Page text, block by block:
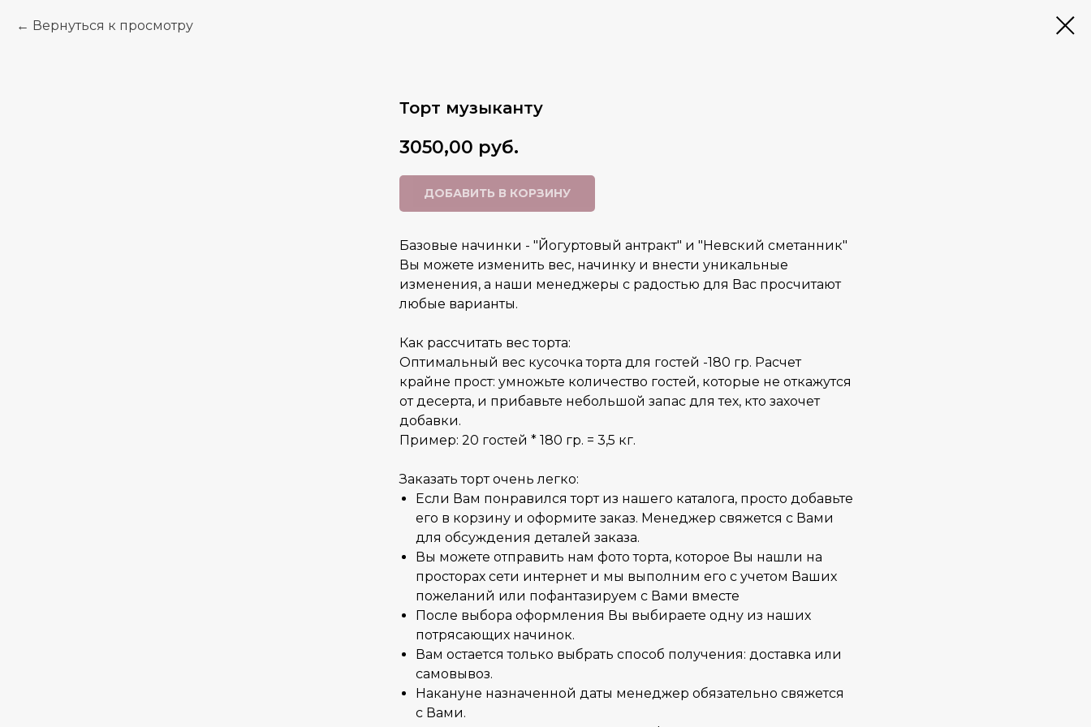
Вернуться к просмотру
Торт музыканту
3050,00 руб.
ДОБАВИТЬ В КОРЗИНУ
Базовые начинки - "Йогуртовый антракт" и "Невский сметанник"
Вы можете изменить вес, начинку и внести уникальные
изменения, а наши менеджеры с радостью для Вас просчитают
любые варианты.
Как рассчитать вес торта:
Оптимальный вес кусочка торта для гостей -180 гр. Расчет
крайне прост: умножьте количество гостей, которые не откажутся
от десерта, и прибавьте небольшой запас для тех, кто захочет
добавки.
Пример: 20 гостей * 180 гр. = 3,5 кг.
Заказать торт очень легко:
Если Вам понравился торт из нашего каталога, просто добавьте
его в корзину и оформите заказ. Менеджер свяжется с Вами
для обсуждения деталей заказа.
Вы можете отправить нам фото торта, которое Вы нашли на
просторах сети интернет и мы выполним его с учетом Ваших
пожеланий или пофантазируем с Вами вместе
После выбора оформления Вы выбираете одну из наших
потрясающих начинок.
Вам остается только выбрать способ получения: доставка или
самовывоз.
Накануне назначенной даты менеджер обязательно свяжется
с Вами.